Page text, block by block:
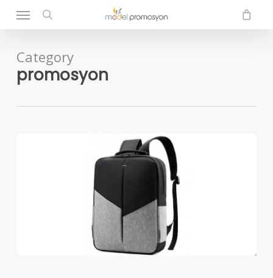
content
search
Menu
Category
promosyon